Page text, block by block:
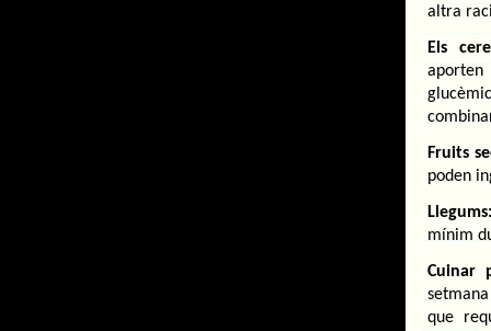
altra
Els
Fruits
poden
mínim
Cuinar
que